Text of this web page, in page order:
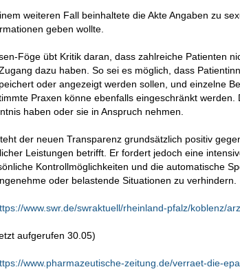
weiteren Fall beinhaltete die Akte Angaben zu
geben wollte.
Föge übt Kritik daran, dass zahlreiche Patienten
dazu haben. So sei es möglich, dass
oder angezeigt werden sollen, und einzelne
Praxen könne ebenfalls eingeschränkt
haben oder sie in Anspruch nehmen.
der neuen Transparenz grundsätzlich positiv
Leistungen betrifft. Er fordert jedoch eine
Kontrollmöglichkeiten und die automatische
oder belastende Situationen zu verhindern.
www.swr.de/swraktuell/rheinland-pfalz/koblenz/
aufgerufen 30.05)
www.pharmazeutische-zeitung.de/verraet-die-